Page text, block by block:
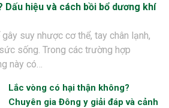
Dấu hiệu và cách bồi bổ dương khí
suy nhược cơ thể, tay chân lạnh,
sống. Trong các trường hợp
này có…
Lắc vòng có hại thận không?
Chuyên gia Đông y giải đáp và cảnh